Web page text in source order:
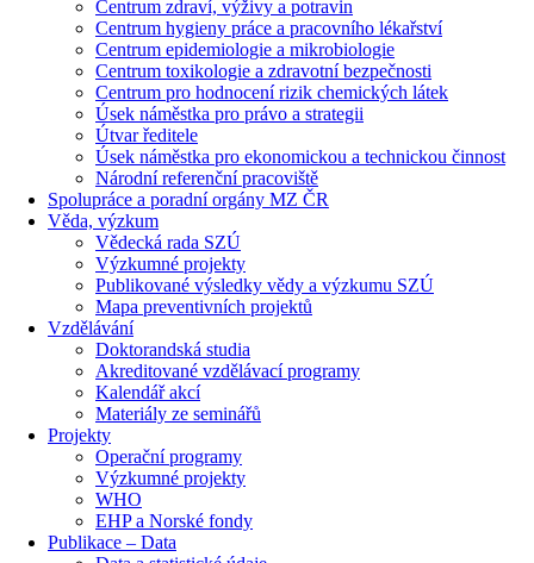
Centrum zdraví, výživy a potravin
Centrum hygieny práce a pracovního lékařství
Centrum epidemiologie a mikrobiologie
Centrum toxikologie a zdravotní bezpečnosti
Centrum pro hodnocení rizik chemických látek
Úsek náměstka pro právo a strategii
Útvar ředitele
Úsek náměstka pro ekonomickou a technickou činnost
Národní referenční pracoviště
Spolupráce a poradní orgány MZ ČR
Věda, výzkum
Vědecká rada SZÚ
Výzkumné projekty
Publikované výsledky vědy a výzkumu SZÚ
Mapa preventivních projektů
Vzdělávání
Doktorandská studia
Akreditované vzdělávací programy
Kalendář akcí
Materiály ze seminářů
Projekty
Operační programy
Výzkumné projekty
WHO
EHP a Norské fondy
Publikace – Data